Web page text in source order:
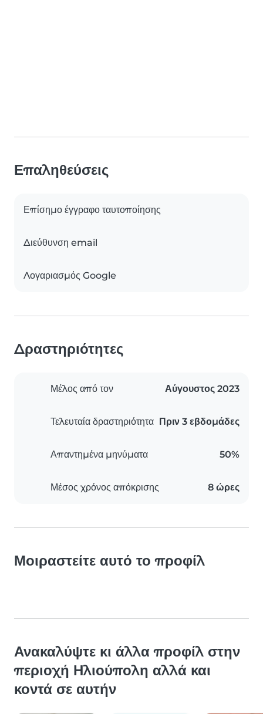
Επαληθεύσεις
Επίσημο έγγραφο ταυτοποίησης
Διεύθυνση email
Λογαριασμός Google
Δραστηριότητες
Μέλος από τον Αύγουστος 2023
Τελευταία δραστηριότητα Πριν 3 εβδομάδες
Απαντημένα μηνύματα 50%
Μέσος χρόνος απόκρισης 8 ώρες
Μοιραστείτε αυτό το προφίλ
Ανακαλύψτε κι άλλα προφίλ στην
περιοχή Ηλιούπολη αλλά και
κοντά σε αυτήν